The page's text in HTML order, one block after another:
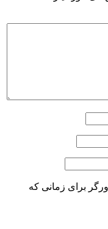
برای زمانی که